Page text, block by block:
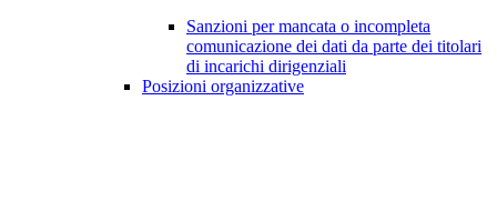
Sanzioni per mancata o incompleta
comunicazione dei dati da parte dei titolari
di incarichi dirigenziali
Posizioni organizzative